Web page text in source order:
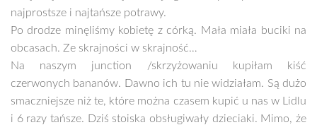
najprostsze i najtańsze potrawy.
Po drodze minęliśmy kobietę z córką. Mała miała buciki na
obcasach. Ze skrajności w skrajność…
Na naszym junction /skrzyżowaniu kupiłam kiść
czerwonych bananów. Dawno ich tu nie widziałam. Są dużo
smaczniejsze niż te, które można czasem kupić u nas w Lidlu
i 6 razy tańsze. Dziś stoiska obsługiwały dzieciaki. Mimo, że